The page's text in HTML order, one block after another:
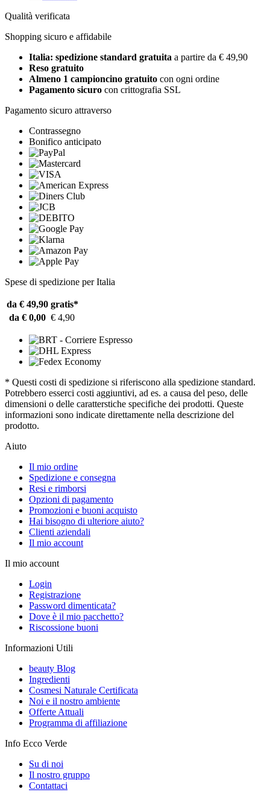
Qualità verificata
Shopping sicuro e affidabile
Italia: spedizione standard gratuita a partire da € 49,90
Reso gratuito
Almeno 1 campioncino gratuito con ogni ordine
Pagamento sicuro con crittografia SSL
Pagamento sicuro attraverso
Contrassegno
Bonifico anticipato
Spese di spedizione per Italia
da € 49,90 gratis*
da € 0,00 € 4,90
* Questi costi di spedizione si riferiscono alla spedizione standard.
Potrebbero esserci costi aggiuntivi, ad es. a causa del peso, delle
dimensioni o delle caratterstiche specifiche dei prodotti. Queste
informazioni sono indicate direttamente nella descrizione del
prodotto.
Aiuto
Il mio ordine
Spedizione e consegna
Resi e rimborsi
Opzioni di pagamento
Promozioni e buoni acquisto
Hai bisogno di ulteriore aiuto?
Clienti aziendali
Il mio account
Il mio account
Login
Registrazione
Password dimenticata?
Dove è il mio pacchetto?
Riscossione buoni
Informazioni Utili
beauty Blog
Ingredienti
Cosmesi Naturale Certificata
Noi e il nostro ambiente
Offerte Attuali
Programma di affiliazione
Info Ecco Verde
Su di noi
Il nostro gruppo
Contattaci